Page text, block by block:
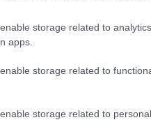
storage related to
apps.
storage related to
storage related to